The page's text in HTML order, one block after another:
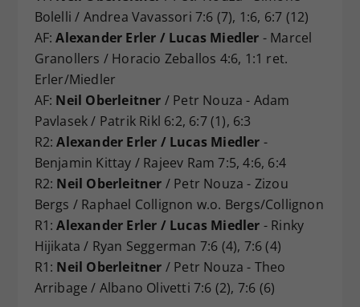
Bolelli / Andrea Vavassori 7:6 (7), 1:6, 6:7 (12)
AF:Alexander Erler / Lucas Miedler - Marcel
Granollers / Horacio Zeballos 4:6, 1:1 ret.
Erler/Miedler
AF: Neil Oberleitner / Petr Nouza - Adam
Pavlasek / Patrik Rikl 6:2, 6:7 (1), 6:3
R2:Alexander Erler / Lucas Miedler -
Benjamin Kittay / Rajeev Ram 7:5, 4:6, 6:4
R2: Neil Oberleitner / Petr Nouza - Zizou
Bergs / Raphael Collignon w.o. Bergs/Collignon
R1:Alexander Erler / Lucas Miedler - Rinky
Hijikata / Ryan Seggerman 7:6 (4), 7:6 (4)
R1: Neil Oberleitner / Petr Nouza - Theo
Arribage / Albano Olivetti 7:6 (2), 7:6 (6)